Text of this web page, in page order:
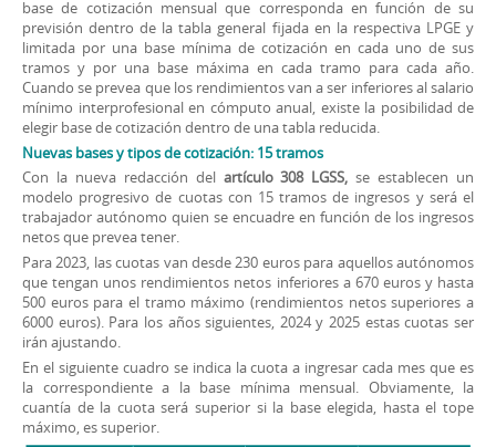
base de cotización mensual que corresponda en función de su
previsión dentro de la tabla general fijada en la respectiva LPGE y
limitada por una base mínima de cotización en cada uno de sus
tramos y por una base máxima en cada tramo para cada año.
Cuando se prevea que los rendimientos van a ser inferiores al salario
mínimo interprofesional en cómputo anual, existe la posibilidad de
elegir base de cotización dentro de una tabla reducida.
Nuevas bases y tipos de cotización: 15 tramos
Con la nueva redacción del artículo 308 LGSS, se establecen un
modelo progresivo de cuotas con 15 tramos de ingresos y será el
trabajador autónomo quien se encuadre en función de los ingresos
netos que prevea tener.
Para 2023, las cuotas van desde 230 euros para aquellos autónomos
que tengan unos rendimientos netos inferiores a 670 euros y hasta
500 euros para el tramo máximo (rendimientos netos superiores a
6000 euros). Para los años siguientes, 2024 y 2025 estas cuotas ser
irán ajustando.
En el siguiente cuadro se indica la cuota a ingresar cada mes que es
la correspondiente a la base mínima mensual. Obviamente, la
cuantía de la cuota será superior si la base elegida, hasta el tope
máximo, es superior.